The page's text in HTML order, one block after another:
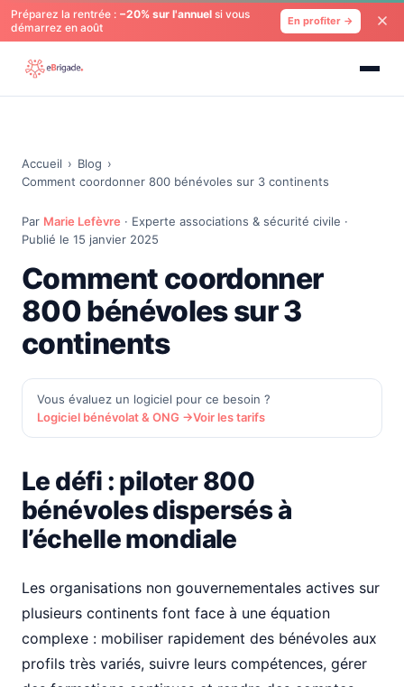
Préparez la rentrée : −20% sur l'annuel si vous
démarrez en août
En profiter →
Accueil › Blog ›
Comment coordonner 800 bénévoles sur 3 continents
Par Marie Lefèvre · Experte associations & sécurité civile ·
Publié le 15 janvier 2025
Comment coordonner
800 bénévoles sur 3
continents
Vous évaluez un logiciel pour ce besoin ?
Logiciel bénévolat & ONG →Voir les tarifs
Le défi : piloter 800
bénévoles dispersés à
l’échelle mondiale
Les organisations non gouvernementales actives sur
plusieurs continents font face à une équation
complexe : mobiliser rapidement des bénévoles aux
profils très variés, suivre leurs compétences, gérer